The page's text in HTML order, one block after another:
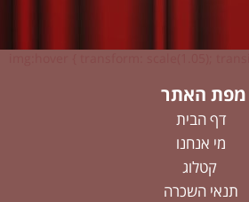
מפת האתר
דף הבית
מי אנחנו
קטלוג
תנאי השכרה